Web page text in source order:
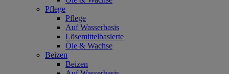
Pflege
Pflege
Auf Wasserbasis
Lösemittelbasierte
Öle & Wachse
Beizen
Beizen